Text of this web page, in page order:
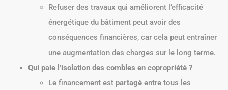
Refuser des travaux qui améliorent l’efficacité
énergétique du bâtiment peut avoir des
conséquences financières, car cela peut entraîner
une augmentation des charges sur le long terme.
Qui paie l’isolation des combles en copropriété ?
Le financement est partagé entre tous les